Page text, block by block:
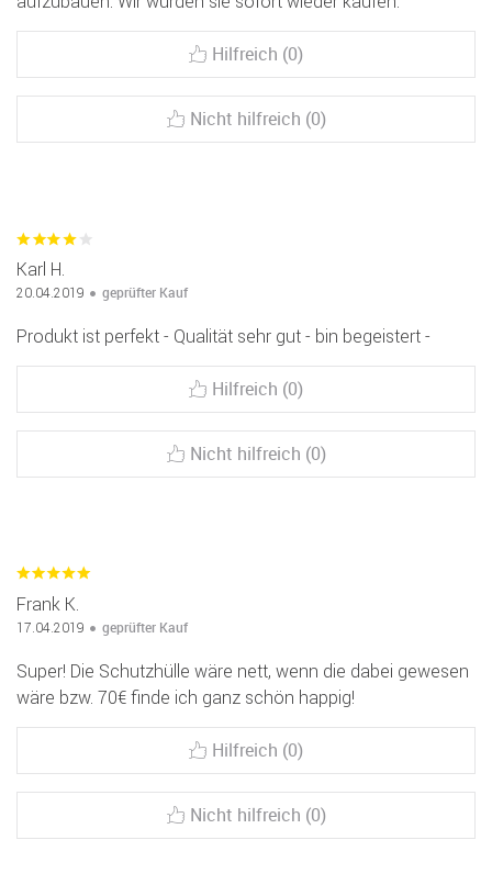
Hilfreich (0)
Nicht hilfreich (0)
Karl H.
20.04.2019 geprüfter Kauf
Produkt ist perfekt - Qualität sehr gut - bin begeistert -
Hilfreich (0)
Nicht hilfreich (0)
Frank K.
17.04.2019 geprüfter Kauf
Super! Die Schutzhülle wäre nett, wenn die dabei gewesen
wäre bzw. 70€ finde ich ganz schön happig!
Hilfreich (0)
Nicht hilfreich (0)